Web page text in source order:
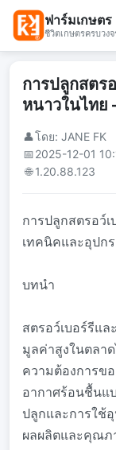
ฟาร์มเกษตร
ชีวิตเกษตรครบวงจ
การปลูกสตร
หนาวในไทย
👤โดย: JANE FK
📅2025-12-01
🌐 1.20.88.123
การปลูกสตรอว์
เทคนิคและอุปก
บทนำ
สตรอว์เบอร์รีแ
มูลค่าสูงในตลา
ความต้องการข
อากาศร้อนชื้นแ
ปลูกและการใช้
ผลผลิตและคุณภ